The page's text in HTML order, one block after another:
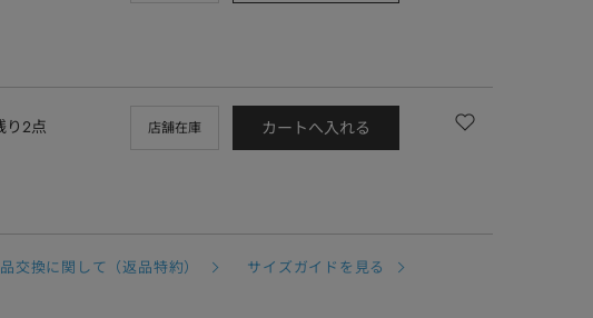
り2点 店舗在庫 カートへ入れる
交換に関して（返品特約）
サイズガイドを見る